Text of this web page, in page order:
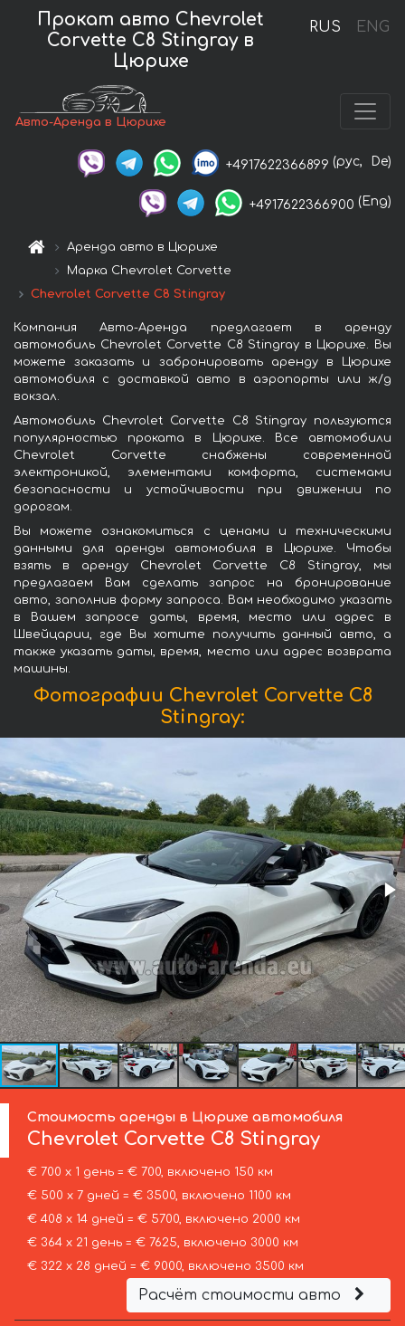
RUS ENG
Прокат авто Chevrolet
Corvette C8 Stingray в
Цюрихе
Авто-Аренда в Цюрихе
+4917622366899 (рус, De)
+4917622366900 (Eng)
Аренда авто в Цюрихе
Марка Chevrolet Corvette
Chevrolet Corvette C8 Stingray
Компания Авто-Аренда предлагает в аренду
автомобиль Chevrolet Corvette C8 Stingray в Цюрихе. Вы
можете заказать и забронировать аренду в Цюрихе
автомобиля с доставкой авто в аэропорты или ж/д
вокзал.
Автомобиль Chevrolet Corvette C8 Stingray пользуются
популярностью проката в Цюрихе. Все автомобили
Chevrolet Corvette снабжены современной
электроникой, элементами комфорта, системами
безопасности и устойчивости при движении по
дорогам.
Вы можете ознакомиться с ценами и техническими
данными для аренды автомобиля в Цюрихе. Чтобы
взять в аренду Chevrolet Corvette C8 Stingray, мы
предлагаем Вам сделать запрос на бронирование
авто, заполнив форму запроса. Вам необходимо указать
в Вашем запросе даты, время, место или адрес в
Швейцарии, где Вы хотите получить данный авто, а
также указать даты, время, место или адрес возврата
машины.
Фотографии Chevrolet Corvette C8
Stingray:
Стоимость аренды в Цюрихе автомобиля
Chevrolet Corvette C8 Stingray
€ 700 х 1 день = € 700, включено 150 км
€ 500 х 7 дней = € 3500, включено 1100 км
€ 408 х 14 дней = € 5700, включено 2000 км
€ 364 х 21 день = € 7625, включено 3000 км
€ 322 х 28 дней = € 9000, включено 3500 км
Расчёт стоимости авто